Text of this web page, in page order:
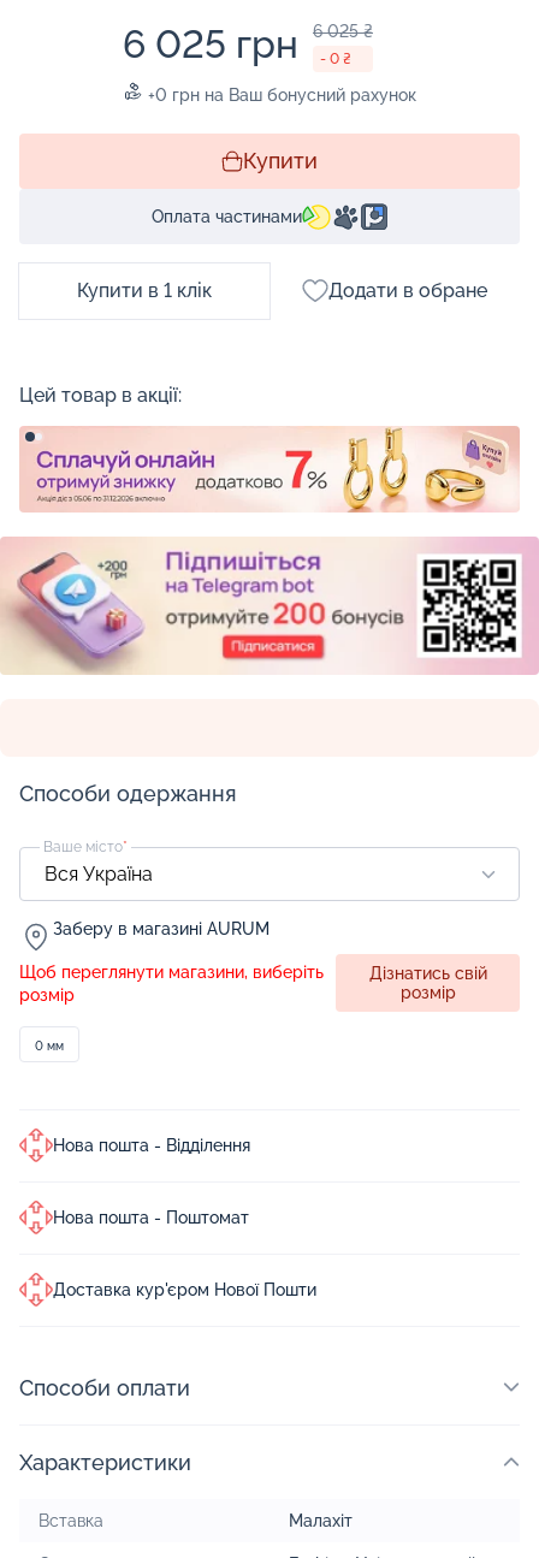
6 025 грн 6 025 ₴
- 0 ₴
+0 грн на Ваш бонусний рахунок
Купити
Оплата частинами
Купити в 1 клік Додати в обране
Цей товар в акції:
Способи одержання
Ваше місто*
Заберу в магазині AURUM
Щоб переглянути магазини, виберіть
розмір
Дізнатись свій
розмір
0 мм
Нова пошта - Відділення
Нова пошта - Поштомат
Доставка кур'єром Нової Пошти
Способи оплати
Характеристики
Вставка Малахіт